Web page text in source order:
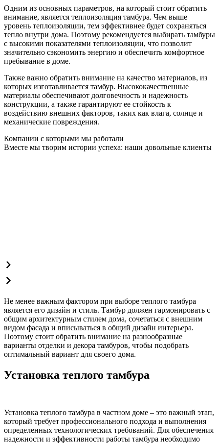
Одним из основных параметров, на который стоит обратить
внимание, является теплоизоляция тамбура. Чем выше
уровень теплоизоляции, тем эффективнее будет сохраняться
тепло внутри дома. Поэтому рекомендуется выбирать тамбуры
с высокими показателями теплоизоляции, что позволит
значительно сэкономить энергию и обеспечить комфортное
пребывание в доме.
Также важно обратить внимание на качество материалов, из
которых изготавливается тамбур. Высококачественные
материалы обеспечивают долговечность и надежность
конструкции, а также гарантируют ее стойкость к
воздействию внешних факторов, таких как влага, солнце и
механические повреждения.
Компании с которыми мы работали
Вместе мы творим истории успеха: наши довольные клиенты
Не менее важным фактором при выборе теплого тамбура
является его дизайн и стиль. Тамбур должен гармонировать с
общим архитектурным стилем дома, сочетаться с внешним
видом фасада и вписываться в общий дизайн интерьера.
Поэтому стоит обратить внимание на разнообразные
варианты отделки и декора тамбуров, чтобы подобрать
оптимальный вариант для своего дома.
Установка теплого тамбура
Установка теплого тамбура в частном доме – это важный этап,
который требует профессионального подхода и выполнения
определенных технологических требований. Для обеспечения
надежности и эффективности работы тамбура необходимо